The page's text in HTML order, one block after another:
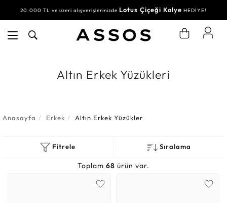
20.000 TL ve üzeri alışverişlerinizde Lotus Çiçeği Kolye HEDİYE!
Su Yolu Bileklik
Altın Erkek Yüzükleri
Anasayfa Erkek Altın Erkek Yüzükler
Fitrele Sıralama
Toplam 68 ürün var.